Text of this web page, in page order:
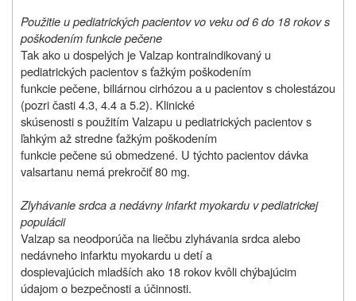
Použitie u pediatrických pacientov vo veku od 6 do 18 rokov s
poškodením funkcie pečene
Tak ako u dospelých je Valzap kontraindikovaný u
pediatrických pacientov s ťažkým poškodením
funkcie pečene, biliárnou cirhózou a u pacientov s cholestázou
(pozri časti 4.3, 4.4 a 5.2). Klinické
skúsenosti s použitím Valzapu u pediatrických pacientov s
ľahkým až stredne ťažkým poškodením
funkcie pečene sú obmedzené. U týchto pacientov dávka
valsartanu nemá prekročiť 80 mg.
Zlyhávanie srdca a nedávny infarkt myokardu v pediatrickej
populácii
Valzap sa neodporúča na liečbu zlyhávania srdca alebo
nedávneho infarktu myokardu u detí a
dospievajúcich mladších ako 18 rokov kvôli chýbajúcim
údajom o bezpečnosti a účinnosti.